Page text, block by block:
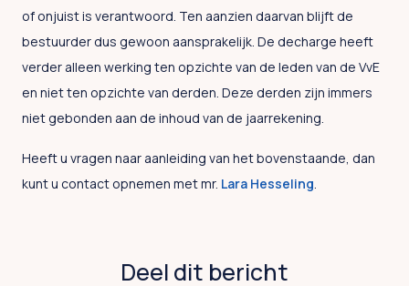
of onjuist is verantwoord. Ten aanzien daarvan blijft de
bestuurder dus gewoon aansprakelijk. De decharge heeft
verder alleen werking ten opzichte van de leden van de VvE
en niet ten opzichte van derden. Deze derden zijn immers
niet gebonden aan de inhoud van de jaarrekening.
Heeft u vragen naar aanleiding van het bovenstaande, dan
kunt u contact opnemen met mr. Lara Hesseling.
Deel dit bericht